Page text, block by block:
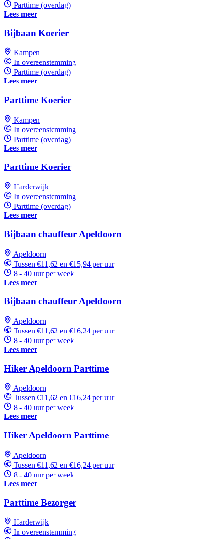
Parttime (overdag)
Lees meer
Bijbaan Koerier
Kampen
In overeenstemming
Parttime (overdag)
Lees meer
Parttime Koerier
Kampen
In overeenstemming
Parttime (overdag)
Lees meer
Parttime Koerier
Harderwijk
In overeenstemming
Parttime (overdag)
Lees meer
Bijbaan chauffeur Apeldoorn
Apeldoorn
Tussen €11,62 en €15,94 per uur
8 - 40 uur per week
Lees meer
Bijbaan chauffeur Apeldoorn
Apeldoorn
Tussen €11,62 en €16,24 per uur
8 - 40 uur per week
Lees meer
Hiker Apeldoorn Parttime
Apeldoorn
Tussen €11,62 en €16,24 per uur
8 - 40 uur per week
Lees meer
Hiker Apeldoorn Parttime
Apeldoorn
Tussen €11,62 en €16,24 per uur
8 - 40 uur per week
Lees meer
Parttime Bezorger
Harderwijk
In overeenstemming